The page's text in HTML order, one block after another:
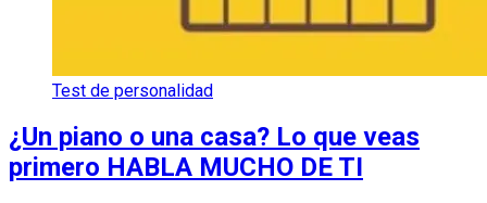
Test de personalidad
¿Un piano o una casa? Lo que veas
primero HABLA MUCHO DE TI